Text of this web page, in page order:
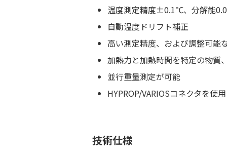
温度測定精度±0.1℃、分解能
自動温度ドリフト補正
高い測定精度、および調整可能
加熱力と加熱時間を特定の物質
並行重量測定が可能
HYPROP/VARIOSコネクタを使
技術仕様